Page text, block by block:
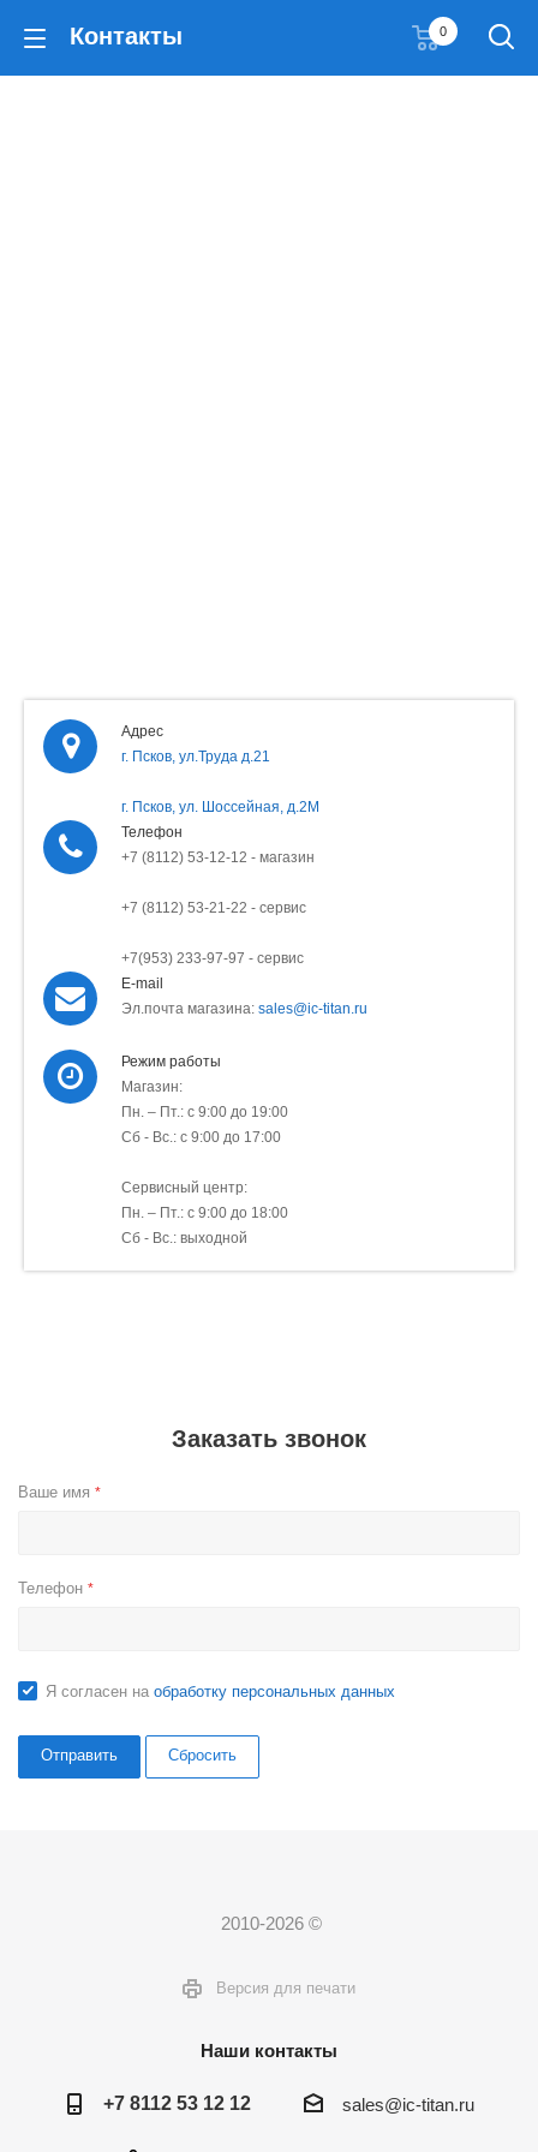
Контакты 0
Адрес
г. Псков, ул.Труда д.21
г. Псков, ул. Шоссейная, д.2М
Телефон
+7 (8112) 53-12-12 - магазин
+7 (8112) 53-21-22 - сервис
+7(953) 233-97-97 - сервис
E-mail
Эл.почта магазина: sales@ic-titan.ru
Режим работы
Магазин:
Пн. – Пт.: с 9:00 до 19:00
Сб - Вс.: с 9:00 до 17:00
Сервисный центр:
Пн. – Пт.: с 9:00 до 18:00
Сб - Вс.: выходной
Заказать звонок
Ваше имя *
Телефон *
Я согласен на обработку персональных данных
Сбросить
2010-2026 ©
Версия для печати
Наши контакты
+7 8112 53 12 12 sales@ic-titan.ru